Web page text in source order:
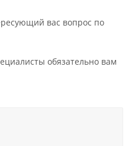
вас вопрос по
обязательно вам